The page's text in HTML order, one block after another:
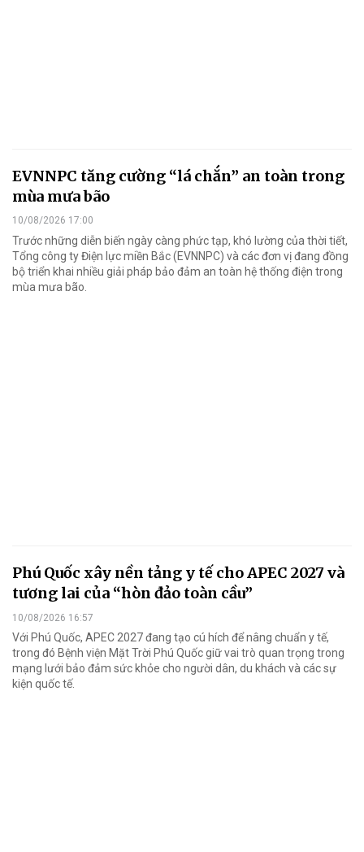
EVNNPC tăng cường “lá chắn” an toàn trong
mùa mưa bão
10/08/2026 17:00
Trước những diễn biến ngày càng phức tạp, khó lường của thời tiết,
Tổng công ty Điện lực miền Bắc (EVNNPC) và các đơn vị đang đồng
bộ triển khai nhiều giải pháp bảo đảm an toàn hệ thống điện trong
mùa mưa bão.
Phú Quốc xây nền tảng y tế cho APEC 2027 và
tương lai của “hòn đảo toàn cầu”
10/08/2026 16:57
Với Phú Quốc, APEC 2027 đang tạo cú hích để nâng chuẩn y tế,
trong đó Bệnh viện Mặt Trời Phú Quốc giữ vai trò quan trọng trong
mạng lưới bảo đảm sức khỏe cho người dân, du khách và các sự
kiện quốc tế.